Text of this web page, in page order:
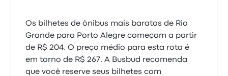
Os bilhetes de ônibus mais baratos de Rio
Grande para Porto Alegre começam a partir
de R$ 204. O preço médio para esta rota é
em torno de R$ 267. A Busbud recomenda
que você reserve seus bilhetes com